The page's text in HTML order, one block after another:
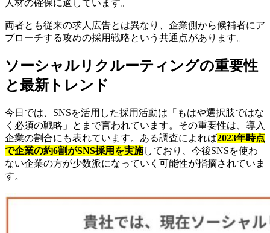
人材の確保に適しています。
両者とも従来の求人広告とは異なり、企業側から候補者にア
プローチする攻めの採用戦略という共通点があります。
ソーシャルリクルーティングの重要性
と最新トレンド
今日では、SNSを活用した採用活動は「もはや選択肢ではな
く必須の戦略」とまで言われています。その重要性は、導入
企業の割合にも表れています。ある調査によれば2023年時点
で企業の約6割がSNS採用を実施しており、今後SNSを使わ
ない企業の方が少数派になっていく可能性が指摘されていま
す。